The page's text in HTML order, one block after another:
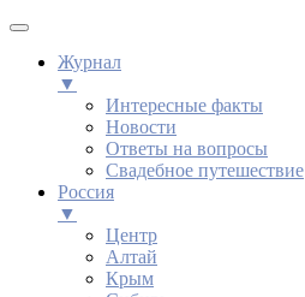
Журнал
▼
Интересные факты
Новости
Ответы на вопросы
Свадебное путешествие
Россия
▼
Центр
Алтай
Крым